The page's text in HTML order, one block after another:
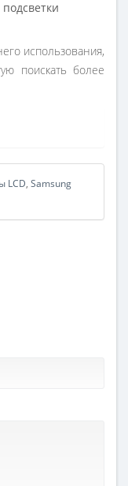
использования,
поискать более
LCD, Samsung